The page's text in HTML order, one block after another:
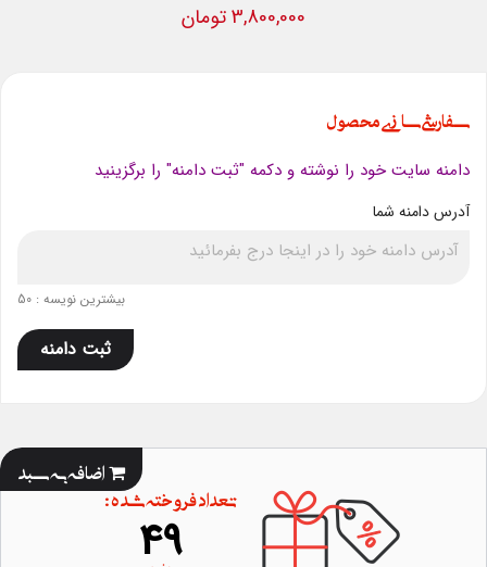
3,800,000 تومان
سفارشی سازی محصول
دامنه سایت خود را نوشته و دکمه "ثبت دامنه" را برگزینید
آدرس دامنه شما
بیشترین نویسه : 50
ثبت دامنه
اضافه به سبد
تعداد فروخته شده :
49